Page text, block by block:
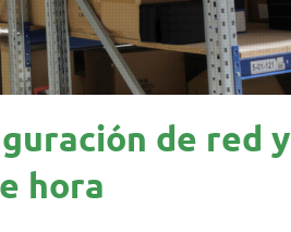
de red y
hora